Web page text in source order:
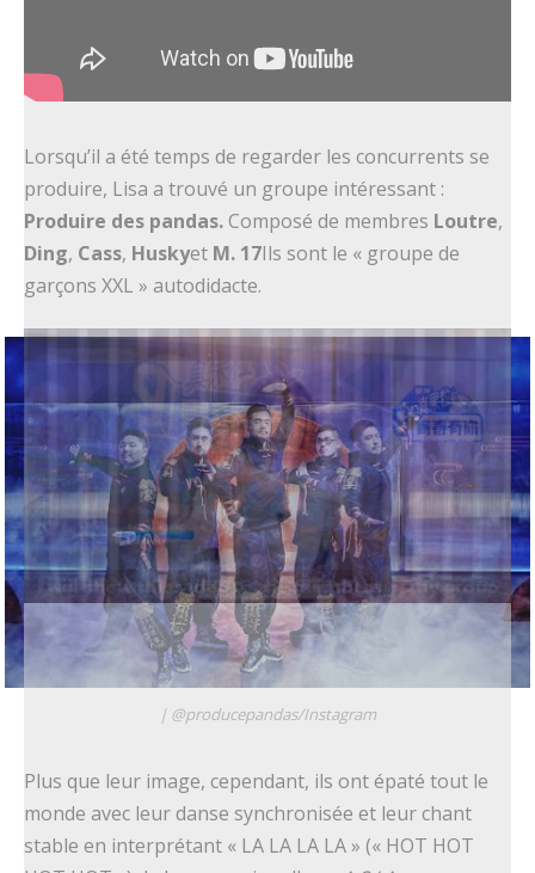
Lorsqu’il a été temps de regarder les concurrents se
produire, Lisa a trouvé un groupe intéressant :
Produire des pandas. Composé de membres Loutre,
Ding, Cass, Huskyet M. 17Ils sont le « groupe de
garçons XXL » autodidacte.
| @producepandas/Instagram
Plus que leur image, cependant, ils ont épaté tout le
monde avec leur danse synchronisée et leur chant
stable en interprétant « LA LA LA LA » (« HOT HOT